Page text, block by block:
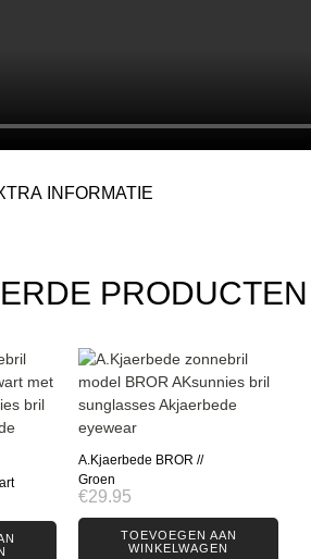
INFORMATIE
PRODUCTEN
A.Kjaerbede BROR //
Groen
€29.95
TOEVOEGEN AAN
WINKELWAGEN